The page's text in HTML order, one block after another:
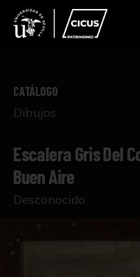
CATÁLOGO
Dibujos
Escalera Gris Del
Buen Aire
Desconocido